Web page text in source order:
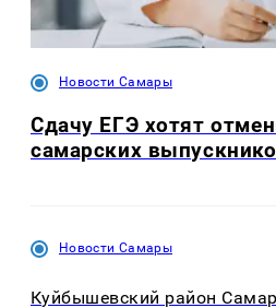
Новости Самары
Сдачу ЕГЭ хотят
самарских
Новости Самары
Куйбышевский район